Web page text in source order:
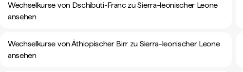
Wechselkurse von Dschibuti-Franc zu Sierra-leonischer Leone
ansehen
Wechselkurse von Äthiopischer Birr zu Sierra-leonischer Leone
ansehen